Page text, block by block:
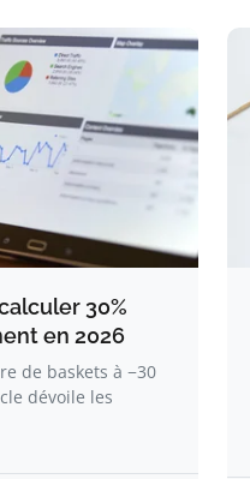
30%
en 2026
de baskets à −30
dévoile les